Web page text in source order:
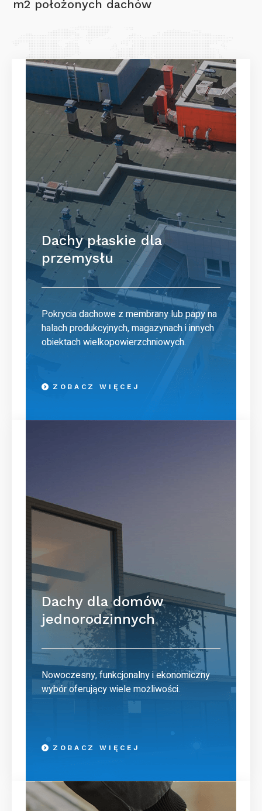
m2 położonych dachów
Dachy płaskie dla
przemysłu
Pokrycia dachowe z membrany lub papy na
halach produkcyjnych, magazynach i innych
obiektach wielkopowierzchniowych.
ZOBACZ WIĘCEJ
Dachy dla domów
jednorodzinnych
Nowoczesny, funkcjonalny i ekonomiczny
wybór oferujący wiele możliwości.
ZOBACZ WIĘCEJ